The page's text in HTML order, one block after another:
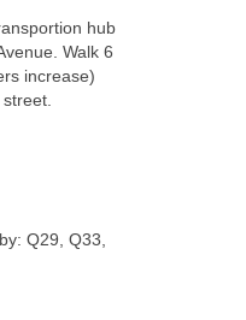
hub
Walk 6
increase)
Q29, Q33,